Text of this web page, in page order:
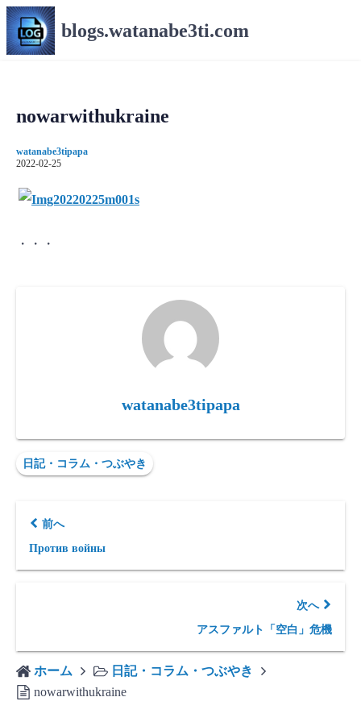
コ
ン
テ
blogs.watanabe3ti.com
nowarwithukraine
watanabe3tipapa
2022-02-25
・・・
watanabe3tipapa
日記・コラム・つぶやき
前へ
Против войны
次へ
アスファルト「空白」危機
ホーム
日記・コラム・つぶやき
nowarwithukraine